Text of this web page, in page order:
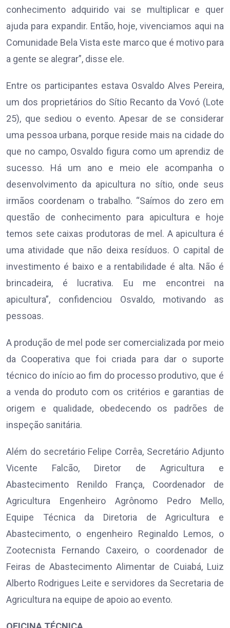
conhecimento adquirido vai se multiplicar e quer
ajuda para expandir. Então, hoje, vivenciamos aqui na
Comunidade Bela Vista este marco que é motivo para
a gente se alegrar”, disse ele.
Entre os participantes estava Osvaldo Alves Pereira,
um dos proprietários do Sítio Recanto da Vovó (Lote
25), que sediou o evento. Apesar de se considerar
uma pessoa urbana, porque reside mais na cidade do
que no campo, Osvaldo figura como um aprendiz de
sucesso. Há um ano e meio ele acompanha o
desenvolvimento da apicultura no sítio, onde seus
irmãos coordenam o trabalho. “Saímos do zero em
questão de conhecimento para apicultura e hoje
temos sete caixas produtoras de mel. A apicultura é
uma atividade que não deixa resíduos. O capital de
investimento é baixo e a rentabilidade é alta. Não é
brincadeira, é lucrativa. Eu me encontrei na
apicultura”, confidenciou Osvaldo, motivando as
pessoas.
A produção de mel pode ser comercializada por meio
da Cooperativa que foi criada para dar o suporte
técnico do início ao fim do processo produtivo, que é
a venda do produto com os critérios e garantias de
origem e qualidade, obedecendo os padrões de
inspeção sanitária.
Além do secretário Felipe Corrêa, Secretário Adjunto
Vicente Falcão, Diretor de Agricultura e
Abastecimento Renildo França, Coordenador de
Agricultura Engenheiro Agrônomo Pedro Mello,
Equipe Técnica da Diretoria de Agricultura e
Abastecimento, o engenheiro Reginaldo Lemos, o
Zootecnista Fernando Caxeiro, o coordenador de
Feiras de Abastecimento Alimentar de Cuiabá, Luiz
Alberto Rodrigues Leite e servidores da Secretaria de
Agricultura na equipe de apoio ao evento.